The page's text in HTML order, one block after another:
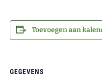
Toevoegen aan
GEGEVENS